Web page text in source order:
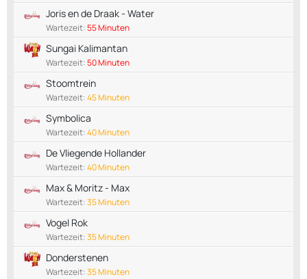
Joris en de Draak - Water
Wartezeit:55 Minuten
Sungai Kalimantan
Wartezeit:50 Minuten
Stoomtrein
Wartezeit:45 Minuten
Symbolica
Wartezeit:40 Minuten
De Vliegende Hollander
Wartezeit:40 Minuten
Max & Moritz - Max
Wartezeit:35 Minuten
Vogel Rok
Wartezeit:35 Minuten
Donderstenen
Wartezeit:35 Minuten